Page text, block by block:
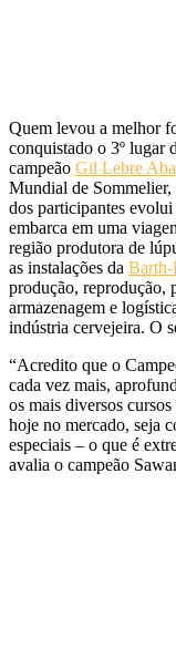
Quem levou a melhor
conquistado o 3º lugar
campeão Gil Lebre
Mundial de
dos participantes
embarca em uma
região produtora de
as instalações da Barth-
produção, reprodução,
armazenagem e
indústria cervejeira. O
“Acredito que o
cada vez mais,
os mais diversos
hoje no mercado, seja
especiais – o que é
avalia o campeão